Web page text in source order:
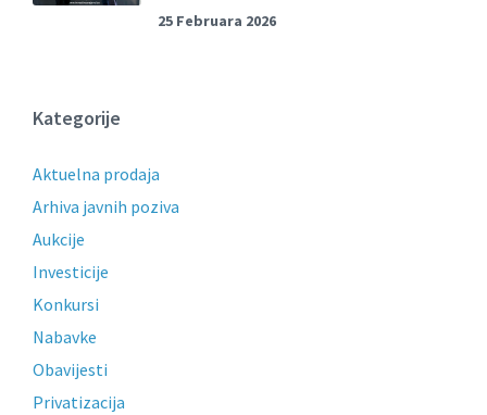
25 Februara 2026
Kategorije
Aktuelna prodaja
Arhiva javnih poziva
Aukcije
Investicije
Konkursi
Nabavke
Obavijesti
Privatizacija